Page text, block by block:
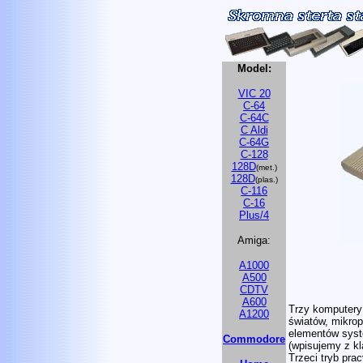
Model:
VIC 20
C-64
C-64C
C Aldi
C-64G
C-128
128D(met.)
128D(plas.)
C-116
C-16
Plus/4
Amiga:
A1000
A500
CDTV
A600
A1200
Commodore
Trzy
światów,
elementów
(wpisujemy z
Trzeci tryb